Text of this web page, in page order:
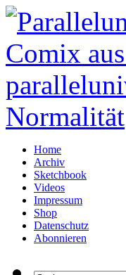
Home
Archiv
Sketchbook
Videos
Impressum
Shop
Datenschutz
Abonnieren